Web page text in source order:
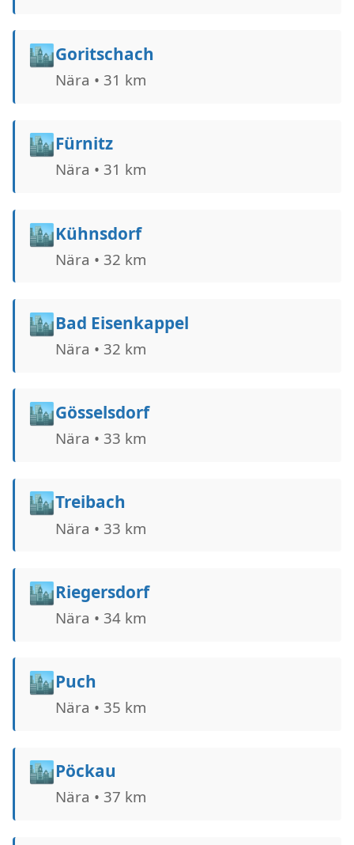
🏙️Goritschach
Nära • 31 km
🏙️Fürnitz
Nära • 31 km
🏙️Kühnsdorf
Nära • 32 km
🏙️Bad Eisenkappel
Nära • 32 km
🏙️Gösselsdorf
Nära • 33 km
🏙️Treibach
Nära • 33 km
🏙️Riegersdorf
Nära • 34 km
🏙️Puch
Nära • 35 km
🏙️Pöckau
Nära • 37 km